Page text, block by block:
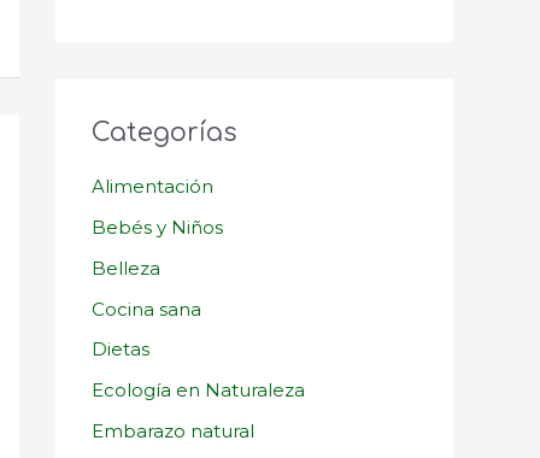
Categorías
Alimentación
Bebés y Niños
Belleza
Cocina sana
Dietas
Ecología en Naturaleza
Embarazo natural